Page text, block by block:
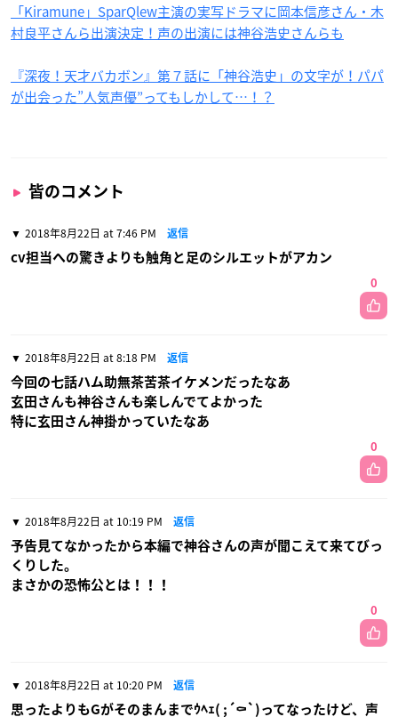
「Kiramune」SparQlew主演の実写ドラマに岡本信彦さん・木
村良平さんら出演決定！声の出演には神谷浩史さんらも
『深夜！天才バカボン』第７話に「神谷浩史」の文字が！パパ
が出会った”人気声優”ってもしかして…！？
皆のコメント
2018年8月22日 at 7:46 PM 返信
cv担当への驚きよりも触角と足のシルエットがアカン
0
2018年8月22日 at 8:18 PM 返信
今回の七話ハム助無茶苦茶イケメンだったなあ
玄田さんも神谷さんも楽しんでてよかった
特に玄田さん神掛かっていたなあ
0
2018年8月22日 at 10:19 PM 返信
予告見てなかったから本編で神谷さんの声が聞こえて来てびっ
くりした。
まさかの恐怖公とは！！！
0
2018年8月22日 at 10:20 PM 返信
思ったよりもGがそのまんまでｳﾍｪ( ;´⚰︎`)ってなったけど、声